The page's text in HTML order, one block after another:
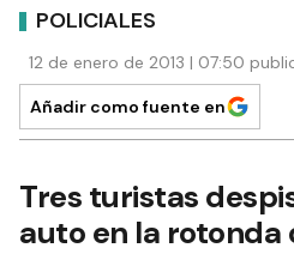
POLICIALES
12 de enero de 2013 | 07:50
Añadir como fuente en
Tres turistas
auto en la rotonda